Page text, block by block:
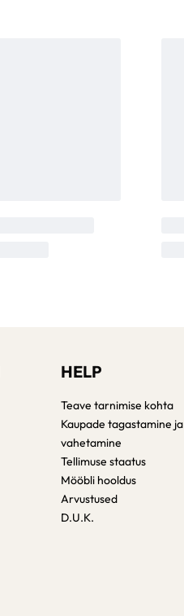
HELP
Teave tarnimise kohta
Kaupade tagastamine ja
vahetamine
Tellimuse staatus
Mööbli hooldus
Arvustused
D.U.K.